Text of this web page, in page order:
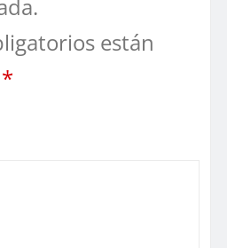
están
*